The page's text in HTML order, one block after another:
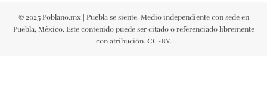
© 2025 Poblano.mx | Puebla se siente. Medio independiente con sede en
Puebla, México. Este contenido puede ser citado o referenciado libremente
con atribución. CC-BY.